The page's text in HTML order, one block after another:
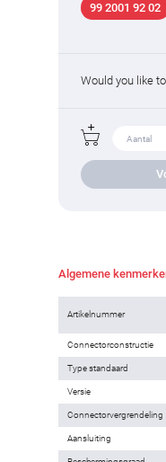
99 2001 92 02
Would you like
Algemene
Artikelnummer
Connectorconstructie
Type standaard
Versie
Connectorvergrendeling
Aansluiting